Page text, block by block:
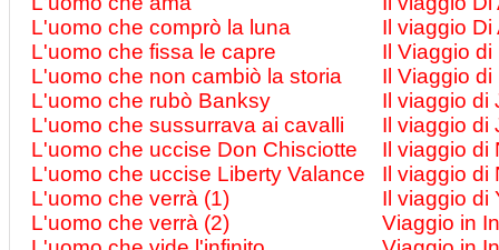
L'uomo che comprò la luna
L'uomo che fissa le capre
L'uomo che non cambiò la storia
L'uomo che rubò Banksy
L'uomo che sussurrava ai cavalli
L'uomo che uccise Don Chisciotte
L'uomo che uccise Liberty Valance
L'uomo che verrà (1)
L'uomo che verrà (2)
Il viaggio Di
Il Viaggio di
Il Viaggio
Il viaggio di
Il viaggio di
Il viaggio di
Il viaggio di
Il viaggio di
Viaggio in